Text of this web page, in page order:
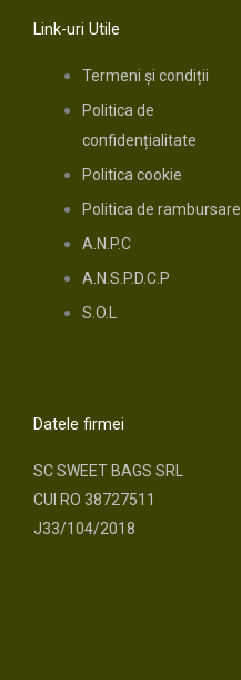
Link-uri Utile
Termeni și condiții
Politica de
confidențialitate
Politica cookie
Politica de rambursare
A.N.P.C
A.N.S.P.D.C.P
S.O.L
Datele firmei
SC SWEET BAGS SRL
CUI RO 38727511
J33/104/2018